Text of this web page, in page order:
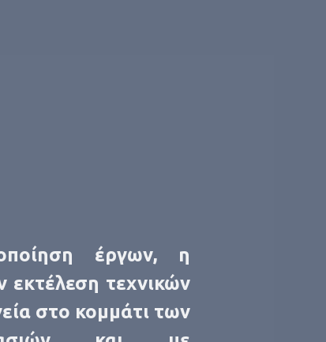
έργων, η
εκτέλεση τεχνικών
στο κομμάτι των